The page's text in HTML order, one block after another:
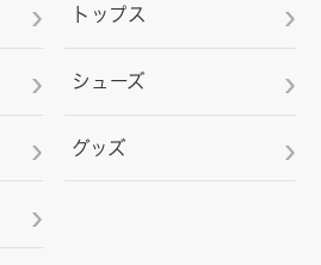
トップス
シューズ
グッズ